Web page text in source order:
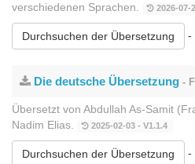
verschiedenen Sprachen.
2026-07-
Durchsuchen der Übersetzung -
Die deutsche Übersetzung -
Übersetzt von Abdullah As-Samit
Nadim Elias.
2025-02-03 - V1.1.4
Durchsuchen der Übersetzung -